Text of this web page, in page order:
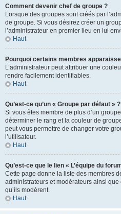
Comment devenir chef de groupe ?
Lorsque des groupes sont créés par
de groupe. Si vous désirez créer un
l’administrateur en premier lieu en lui
Haut
Pourquoi certains membres
L’administrateur peut attribuer une
rendre facilement identifiables.
Haut
Qu’est-ce qu’un « Groupe par défaut » ?
Si vous êtes membre de plus d’un
déterminer le rang et la couleur de
peut vous permettre de changer votre
l’utilisateur.
Haut
Qu’est-ce que le lien « L’équipe du
Cette page donne la liste des membres
administrateurs et modérateurs ainsi que
qu’ils modèrent.
Haut